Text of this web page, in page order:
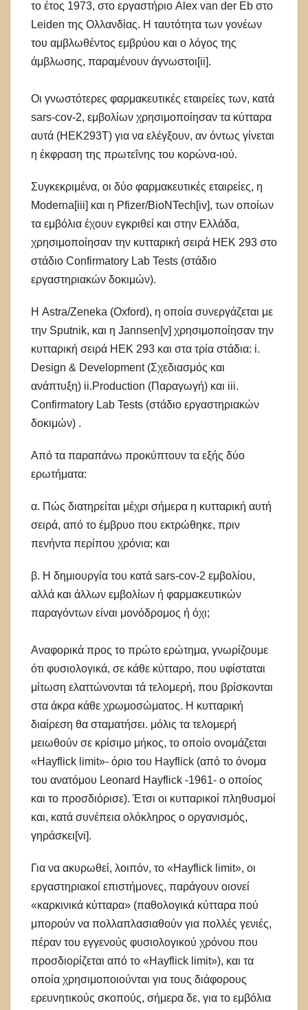
το έτος 1973, στο εργαστήριο Alex van der Eb στο
Leiden της Ολλανδίας. Η ταυτότητα των γονέων
του αμβλωθέντος εμβρύου και ο λόγος της
άμβλωσης, παραμένουν άγνωστοι[ii].
Οι γνωστότερες φαρμακευτικές εταιρείες των, κατά
sars-cov-2, εμβολίων χρησιμοποίησαν τα κύτταρα
αυτά (ΗΕΚ293Τ) για να ελέγξουν, αν όντως γίνεται
η έκφραση της πρωτεΐνης του κορώνα-ιού.
Συγκεκριμένα, οι δύο φαρμακευτικές εταιρείες, η
Moderna[iii] και η Pfizer/BioNTech[iv], των οποίων
τα εμβόλια έχουν εγκριθεί και στην Ελλάδα,
χρησιμοποίησαν την κυτταρική σειρά HEK 293 στο
στάδιο Confirmatory Lab Tests (στάδιο
εργαστηριακών δοκιμών).
Η Astra/Zeneka (Oxford), η οποία συνεργάζεται με
την Sputnik, και η Jannsen[v] χρησιμοποίησαν την
κυτταρική σειρά HEK 293 και στα τρία στάδια: i.
Design & Development (Σχεδιασμός και
ανάπτυξη) ii.Production (Παραγωγή) και iii.
Confirmatory Lab Tests (στάδιο εργαστηριακών
δοκιμών) .
Από τα παραπάνω προκύπτουν τα εξής δύο
ερωτήματα:
α. Πώς διατηρείται μέχρι σήμερα η κυτταρική αυτή
σειρά, από το έμβρυο που εκτρώθηκε, πριν
πενήντα περίπου χρόνια; και
β. Η δημιουργία του κατά sars-cov-2 εμβολίου,
αλλά και άλλων εμβολίων ή φαρμακευτικών
παραγόντων είναι μονόδρομος ή όχι;
Αναφορικά προς το πρώτο ερώτημα, γνωρίζουμε
ότι φυσιολογικά, σε κάθε κύτταρο, που υφίσταται
μίτωση ελαττώνονται τά τελομερή, που βρίσκονται
στα άκρα κάθε χρωμοσώματος. Η κυτταρική
διαίρεση θα σταματήσει. μόλις τα τελομερή
μειωθούν σε κρίσιμο μήκος, το οποίο ονομάζεται
«Ηayflick limit»- όριο του Ηayflick (από το όνομα
του ανατόμου Leonard Hayflick -1961- ο οποίος
και το προσδιόρισε). Έτσι οι κυτταρικοί πληθυσμοί
και, κατά συνέπεια ολόκληρος ο οργανισμός,
γηράσκει[vi].
Για να ακυρωθεί, λοιπόν, το «Hayflick limit», οι
εργαστηριακοί επιστήμονες, παράγουν οιονεί
«καρκινικά κύτταρα» (παθολογικά κύτταρα πού
μπορούν να πολλαπλασιαθούν για πολλές γενιές,
πέραν του εγγενούς φυσιολογικού χρόνου που
προσδιορίζεται από το «Ηayflick limit»), και τα
οποία χρησιμοποιούνται για τους διάφορους
ερευνητικούς σκοπούς, σήμερα δε, για το εμβόλια